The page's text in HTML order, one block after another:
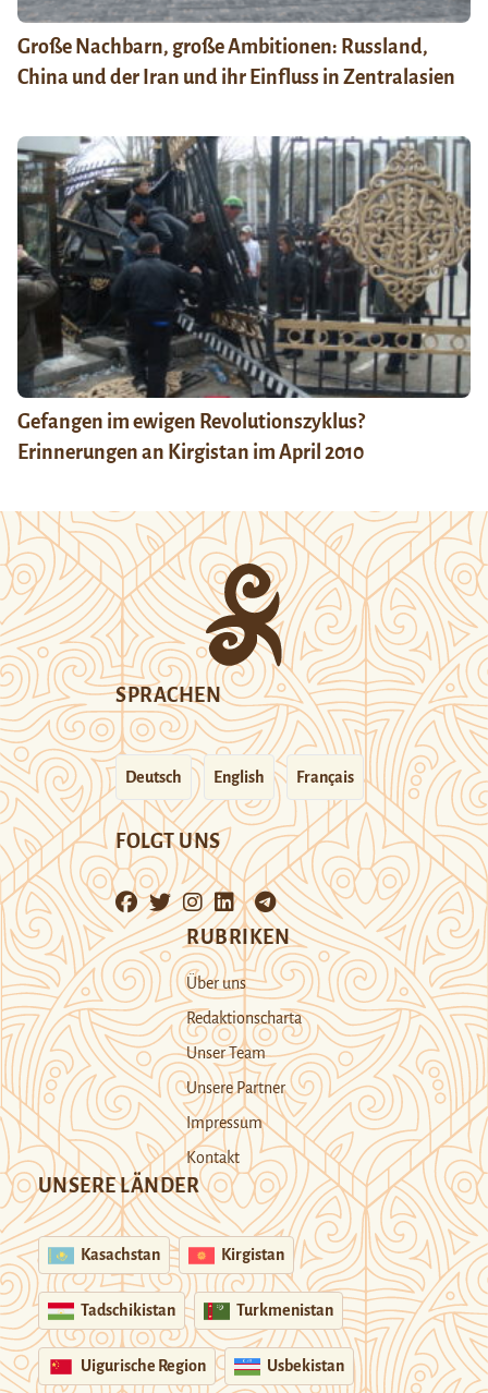
Große Nachbarn, große Ambitionen: Russland,
China und der Iran und ihr Einfluss in Zentralasien
Gefangen im ewigen Revolutionszyklus?
Erinnerungen an Kirgistan im April 2010
SPRACHEN
Deutsch English Français
FOLGT UNS
RUBRIKEN
Über uns
Redaktionscharta
Unser Team
Unsere Partner
Impressum
Kontakt
UNSERE LÄNDER
Kasachstan Kirgistan
Tadschikistan Turkmenistan
Uigurische Region Usbekistan